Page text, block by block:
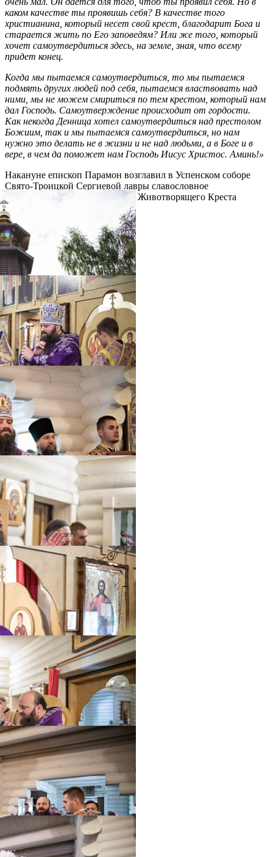
каком качестве ты проявишь себя? В качестве того
христианина, который несет свой крест, благодарит Бога и
старается жить по Его заповедям? Или же того, который
хочет самоутвердиться здесь, на земле, зная, что всему
придет конец.
Когда мы пытаемся самоутвердиться, то мы пытаемся
подмять других людей под себя, пытаемся властвовать над
ними, мы не можем смириться по тем крестом, который нам
дал Господь. Самоутверждение происходит от гордости.
Как некогда Денница хотел самоутвердиться над престолом
Божиим, так и мы пытаемся самоутвердиться, но нам
нужно это делать не в жизни и не над людьми, а в Боге и в
вере, в чем да поможет нам Господь Иисус Христос. Аминь!»
Накануне епископ Парамон возглавил в Успенском соборе
Свято-Троицкой Сергиевой лавры славословное
богослужение и чин изнесения Животворящего Креста
Господня.
Распечатать
Фото